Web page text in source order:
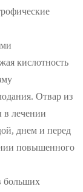
кислотность
Отвар из
в лечении
днем и перед
повышенного
больших